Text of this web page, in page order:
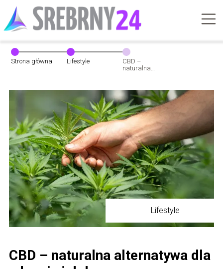
Strona główna Lifestyle
CBD –
naturalna
dobrego
samopoczucia
Lifestyle
CBD – naturalna alternatywa dla